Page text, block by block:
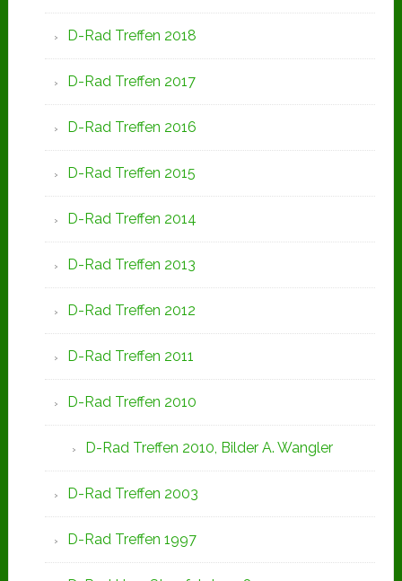
D-Rad Treffen 2018
D-Rad Treffen 2017
D-Rad Treffen 2016
D-Rad Treffen 2015
D-Rad Treffen 2014
D-Rad Treffen 2013
D-Rad Treffen 2012
D-Rad Treffen 2011
D-Rad Treffen 2010
D-Rad Treffen 2010, Bilder A. Wangler
D-Rad Treffen 2003
D-Rad Treffen 1997